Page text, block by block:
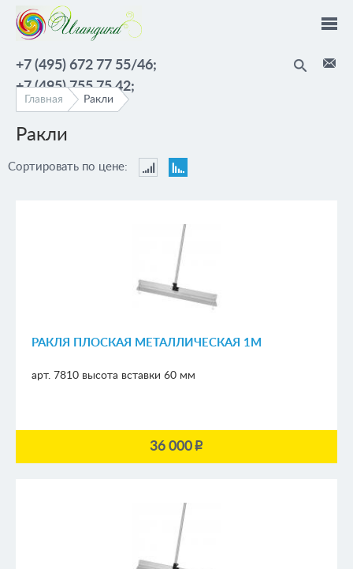
Перейти к основному содержанию
+7 (495) 672 77 55/46;
+7 (495) 755 75 42;
Главная Ракли
Ракли
Сортировать по цене:
возрастанию
цене:
По
убыванию
РАКЛЯ ПЛОСКАЯ МЕТАЛЛИЧЕСКАЯ 1М
арт. 7810 высота вставки 60 мм
36 000p